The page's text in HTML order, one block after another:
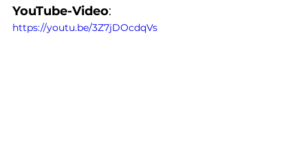
YouTube-Video:
https://youtu.be/3Z7jDOcdqVs